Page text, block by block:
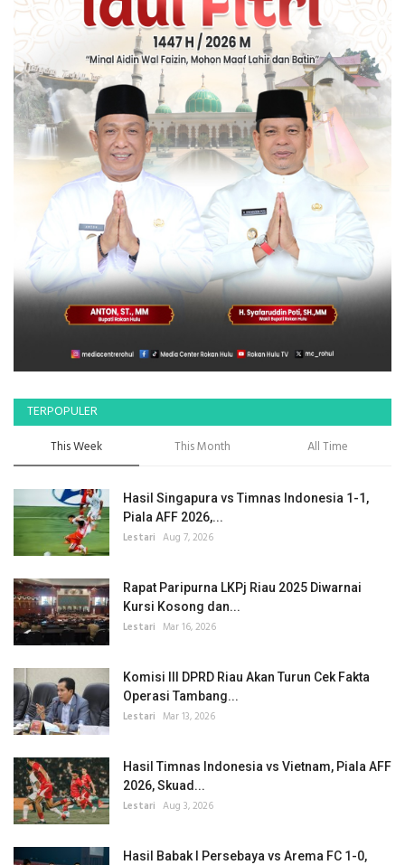
TERPOPULER
This Week This Month All Time
Hasil Singapura vs Timnas Indonesia 1-1,
Piala AFF 2026,...
Lestari Aug 7, 2026
Rapat Paripurna LKPj Riau 2025 Diwarnai
Kursi Kosong dan...
Lestari Mar 16, 2026
Komisi III DPRD Riau Akan Turun Cek Fakta
Operasi Tambang...
Lestari Mar 13, 2026
Hasil Timnas Indonesia vs Vietnam, Piala AFF
2026, Skuad...
Lestari Aug 3, 2026
Hasil Babak I Persebaya vs Arema FC 1-0,